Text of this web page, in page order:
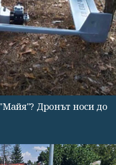
Дронът носи до